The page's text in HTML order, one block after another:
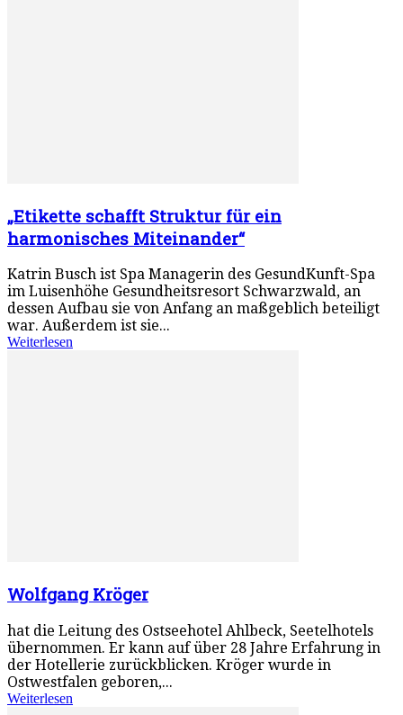
„Etikette schafft Struktur für ein
harmonisches Miteinander“
Katrin Busch ist Spa Managerin des GesundKunft-Spa
im Luisenhöhe Gesundheitsresort Schwarzwald, an
dessen Aufbau sie von Anfang an maßgeblich beteiligt
war. Außerdem ist sie...
Weiterlesen
Wolfgang Kröger
hat die Leitung des Ostseehotel Ahlbeck, Seetelhotels
übernommen. Er kann auf über 28 Jahre Erfahrung in
der Hotellerie zurückblicken. Kröger wurde in
Ostwestfalen geboren,...
Weiterlesen